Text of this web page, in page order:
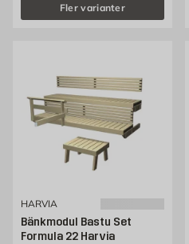
Fler varianter
HARVIA
Bänkmodul Bastu Set
Formula 22 Harvia